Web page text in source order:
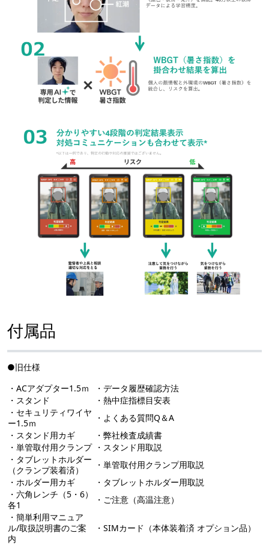
付属品
●旧仕様
・ACアダプター1.5ｍ
・データ履歴確認方法
・スタンド
・熱中症指標目安表
・セキュリティワイヤ
ー1.5ｍ
・よくある質問Q＆A
・スタンド用カギ
・弊社検査成績書
・単管取付用クランプ ・スタンド用取説
・タブレットホルダー
（クランプ装着済）
・単管取付用クランプ用取説
・ホルダー用カギ
・タブレットホルダー用取説
・六角レンチ（5・6）
各1
・ご注意（高温注意）
・簡単利用マニュア
ル/取扱説明書のご案
内
・SIMカード（本体装着済 オプション品）